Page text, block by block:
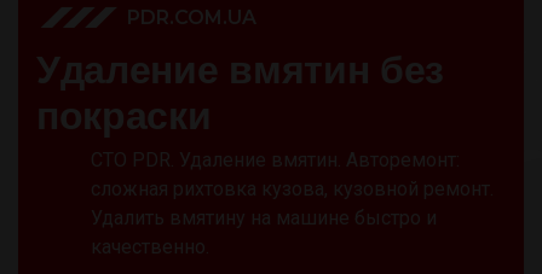
PDR.COM.UA
Удаление вмятин без
покраски
СТО PDR. Удаление вмятин. Авторемонт:
сложная рихтовка кузова, кузовной ремонт.
Удалить вмятину на машине быстро и
качественно.